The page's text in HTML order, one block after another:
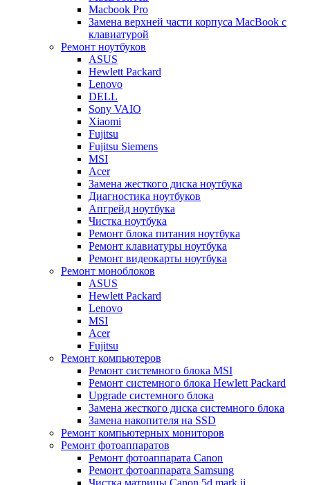
Macbook Pro
Замена верхней части корпуса MacBook с
клавиатурой
Ремонт ноутбуков
ASUS
Hewlett Packard
Lenovo
DELL
Sony VAIO
Xiaomi
Fujitsu
Fujitsu Siemens
MSI
Acer
Замена жесткого диска ноутбука
Диагностика ноутбуков
Апгрейд ноутбука
Чистка ноутбука
Ремонт блока питания ноутбука
Ремонт клавиатуры ноутбука
Ремонт видеокарты ноутбука
Ремонт моноблоков
ASUS
Hewlett Packard
Lenovo
MSI
Acer
Fujitsu
Ремонт компьютеров
Ремонт системного блока MSI
Ремонт системного блока Hewlett Packard
Upgrade системного блока
Замена жесткого диска системного блока
Замена накопителя на SSD
Ремонт компьютерных мониторов
Ремонт фотоаппаратов
Ремонт фотоаппарата Canon
Ремонт фотоаппарата Samsung
Чистка матрицы Canon 5d mark ii